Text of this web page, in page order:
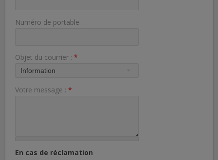
Numéro de portable :
Objet du courrier : *
Votre message : *
En cas de réclamation